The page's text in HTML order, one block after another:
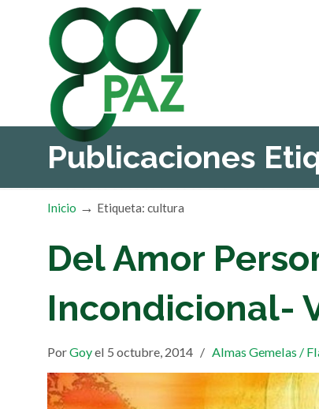
Publicaciones
Inicio → Etiqueta: cultura
Del Amor
Incondicional-
PorGoyel 5 octubre, 2014 / Almas Gemelas /